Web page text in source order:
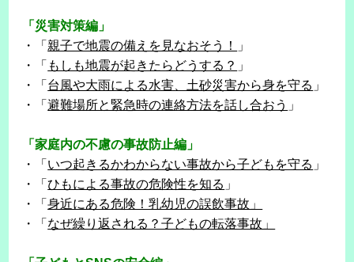
「災害対策編」
・「親子で地震の備えを見なおそう！
」
・「 もしも地震が起きたらどうする？ 」
・「 台風や大雨による水害、土砂災害から身を守る 」
・「避難場所と緊急時の連絡方法を話し合おう 」
「家庭内の不慮の事故防止編」
・「 いつ起きるかわからない事故から子どもを守る 」
・「ひもによる事故の危険性を知る 」
・「身近にある危険！乳幼児の誤飲事故」
・「 なぜ繰り返される？子どもの転落事故」